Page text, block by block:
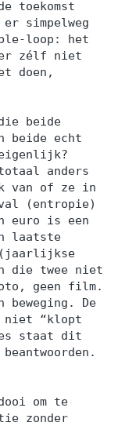
toekomst
simpelweg
loop: het
zélf niet
doen,
beide
beide echt
eigenlijk?
anders
van of ze in
(entropie)
euro is een
laatste
(jaarlijkse
die twee niet
geen film.
De
niet “klopt
staat dit
om te
zonder